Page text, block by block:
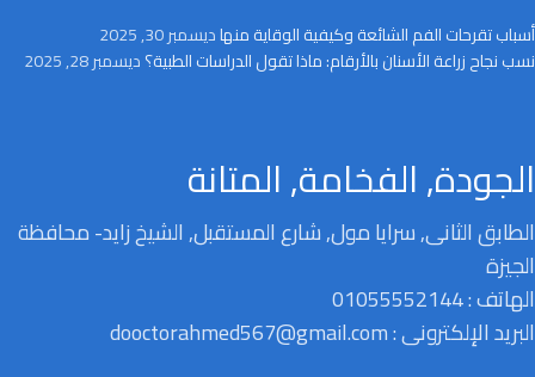
أسباب تقرحات الفم الشائعة وكيفية الوقاية منهاديسمبر 30, 2025
نسب نجاح زراعة الأسنان بالأرقام: ماذا تقول الدراسات الطبية؟ديسمبر 28, 2025
الجودة, الفخامة, المتانة
الطابق الثانى, سرايا مول, شارع المستقبل, الشيخ زايد- محافظة
الجيزة
الهاتف : 01055552144
البريد الإلكترونى : dooctorahmed567@gmail.com